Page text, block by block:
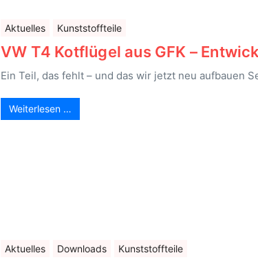
Aktuelles Kunststoffteile
VW T4 Kotflügel aus GFK –
Ein Teil, das fehlt – und das wir jetzt neu aufbauen
Weiterlesen …
Aktuelles Downloads Kunststoffteile